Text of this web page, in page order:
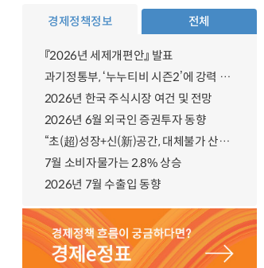
경제정책정보 전체
『2026년 세제개편안』 발표
과기정통부, ‘누누티비 시즌2’에 강력 대응 의지 밝혀
2026년 한국 주식시장 여건 및 전망
2026년 6월 외국인 증권투자 동향
“초(超)성장+신(新)공간, 대체불가 산업강국”
7월 소비자물가는 2.8% 상승
2026년 7월 수출입 동향